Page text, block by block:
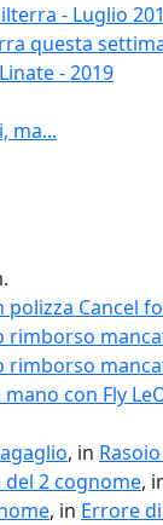
- Luglio
questa
- 2019
ma...
Cancel
rimborso
rimborso
con Fly
, in
2 cognome,
, in Errore